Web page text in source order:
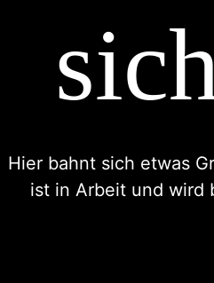
Hier bahnt sich etwas
ist in Arbeit und wird